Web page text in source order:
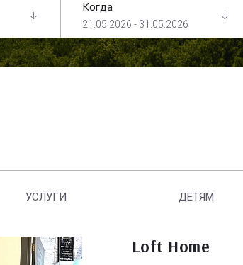
Когда
21.05.2026 - 31.05.2026
УСЛУГИ ДЕТЯМ
Loft Home